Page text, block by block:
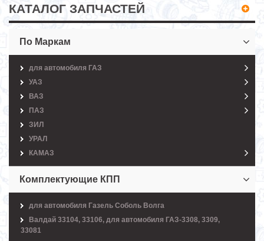
КАТАЛОГ ЗАПЧАСТЕЙ
По Маркам
для автомобиля ГАЗ
УАЗ
ВАЗ
ПАЗ
ЗИЛ
УРАЛ
КАМАЗ
Комплектующие КПП
для автомобиля Газель Соболь Волга
Валдай 33104, 33106, для автомобиля ГАЗ-3308, 3309,
33081